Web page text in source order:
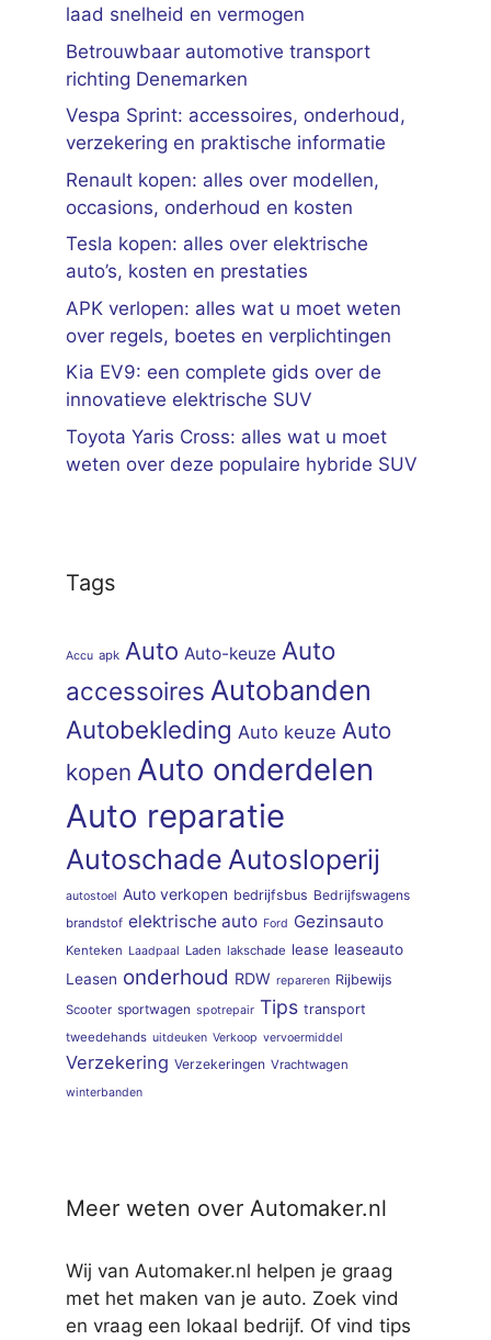
laad snelheid en vermogen
Betrouwbaar automotive transport
richting Denemarken
Vespa Sprint: accessoires, onderhoud,
verzekering en praktische informatie
Renault kopen: alles over modellen,
occasions, onderhoud en kosten
Tesla kopen: alles over elektrische
auto’s, kosten en prestaties
APK verlopen: alles wat u moet weten
over regels, boetes en verplichtingen
Kia EV9: een complete gids over de
innovatieve elektrische SUV
Toyota Yaris Cross: alles wat u moet
weten over deze populaire hybride SUV
Tags
Accu apk Auto Auto-keuze Auto
accessoires Autobanden
Autobekleding Auto keuze Auto
kopen Auto onderdelen
Auto reparatie
Autoschade Autosloperij
autostoel Auto verkopen bedrijfsbus Bedrijfswagens
brandstof elektrische auto Ford Gezinsauto
Kenteken Laadpaal Laden lakschade lease leaseauto
Leasen onderhoud RDW repareren Rijbewijs
Scooter sportwagen spotrepair Tips transport
tweedehands uitdeuken Verkoop vervoermiddel
Verzekering Verzekeringen Vrachtwagen
winterbanden
Meer weten over Automaker.nl
Wij van Automaker.nl helpen je graag
met het maken van je auto. Zoek vind
en vraag een lokaal bedrijf. Of vind tips